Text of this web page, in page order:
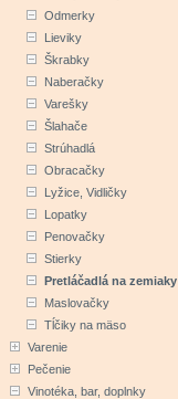
Odmerky
Lieviky
Škrabky
Naberačky
Varešky
Šlahače
Strúhadlá
Obracačky
Lyžice, Vidličky
Lopatky
Penovačky
Stierky
Pretláčadlá na zemiaky
Maslovačky
Tĺčiky na mäso
Varenie
Pečenie
Vinotéka, bar, doplnky